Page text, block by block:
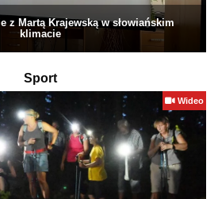
z Martą Krajewską w słowiańskim
klimacie
Sport
Wideo